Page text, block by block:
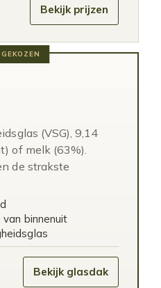
Bekijk prijzen
(VSG), 9,14
of melk (63%).
de strakste
binnenuit
Bekijk glasdak